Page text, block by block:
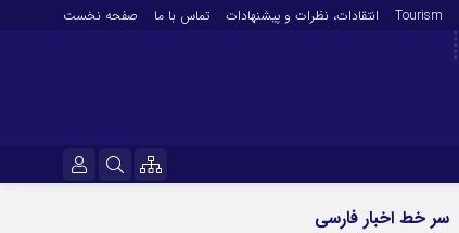
Tourism انتقادات‌، نظرات و پیشنهادات تماس با ما صفحه نخست
سر خط اخبار فارسی